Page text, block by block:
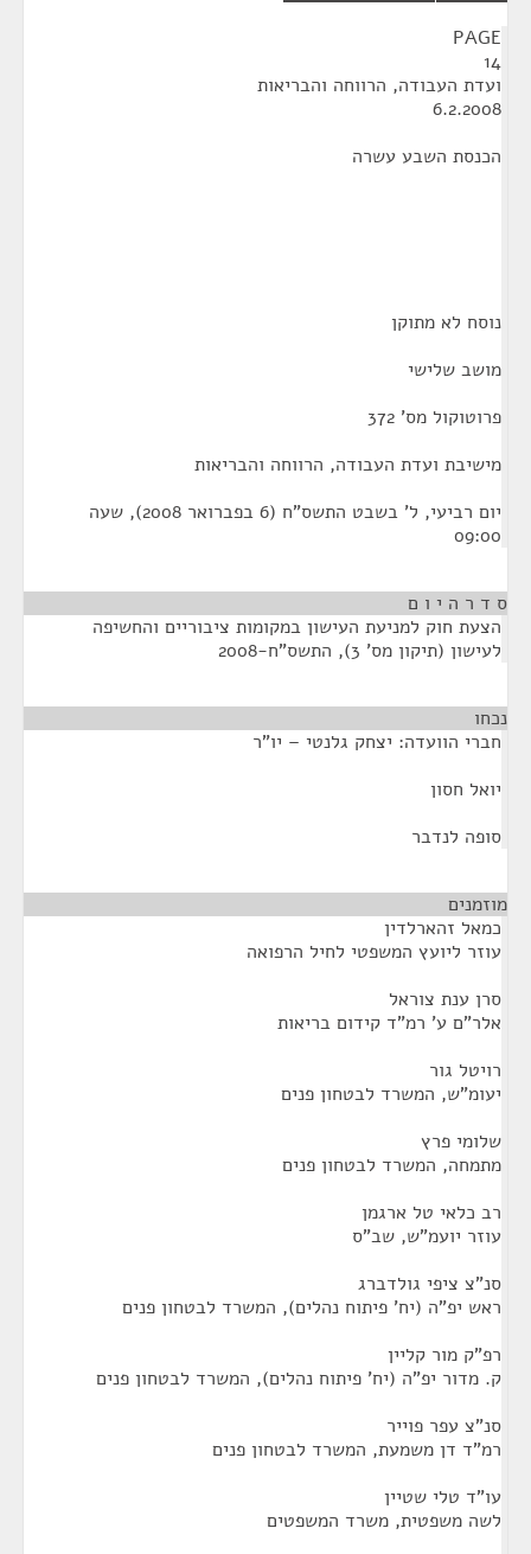
PAGE
14
ועדת העבודה, הרווחה והבריאות
6.2.2008
הכנסת השבע עשרה
נוסח לא מתוקן
מושב שלישי
פרוטוקול מס' 372
מישיבת ועדת העבודה, הרווחה והבריאות
יום רביעי, ל' בשבט התשס"ח (6 בפברואר 2008), שעה
09:00
ס ד ר ה י ו ם
הצעת חוק למניעת העישון במקומות ציבוריים והחשיפה
לעישון (תיקון מס' 3), התשס"ח-2008
נכחו
חברי הוועדה: יצחק גלנטי – יו"ר
יואל חסון
סופה לנדבר
מוזמנים
כמאל זהארלדין
עוזר ליועץ המשפטי לחיל הרפואה
סרן ענת צוראל
אלר"ם ע' רמ"ד קידום בריאות
רויטל גור
יעומ"ש, המשרד לבטחון פנים
שלומי פרץ
מתמחה, המשרד לבטחון פנים
רב כלאי טל ארגמן
עוזר יועמ"ש, שב"ס
סנ"צ ציפי גולדברג
ראש יפ"ה (יח' פיתוח נהלים), המשרד לבטחון פנים
רפ"ק מור קליין
ק. מדור יפ"ה (יח' פיתוח נהלים), המשרד לבטחון פנים
סנ"צ עפר פוייר
רמ"ד דן משמעת, המשרד לבטחון פנים
עו"ד טלי שטיין
לשה משפטית, משרד המשפטים